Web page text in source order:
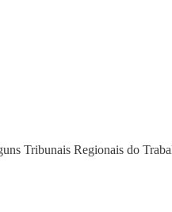
Tribunais Regionais do